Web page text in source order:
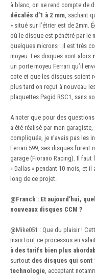
à blanc, on se rend compte de
décalés d’1 à 2 mm , sachant
» situé sur l’étrier est de 2mm.
où le disque est pénétré par le
quelques microns : il est très
moyeu. Les disques sont alors
un porte moyeu Ferrari qu’il
cote et que les disques soient
plus tard on reçut à nouveau
plaquettes Pagid RSC1, sans
A noter que pour des
a été réalisé par mon garagiste,
compliquée, je n’avais pas les
Ferrari 599, ses disques furent
garage (Fiorano Racing). Il faut
« Dallas » pendant 10 mois, et
long de ce projet.
@Franck : Et aujourd’hui,
nouveaux disques CCM ?
@Mike051 : Que du plaisir !
mais tout ce processus en
à des tarifs bien plus
surtout des disques qui sont
technologie , acceptant